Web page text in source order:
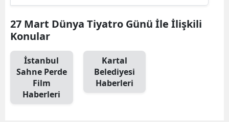
27 Mart Dünya Tiyatro Günü İle İlişkili
Konular
İstanbul
Sahne Perde
Film
Haberleri
Kartal
Belediyesi
Haberleri